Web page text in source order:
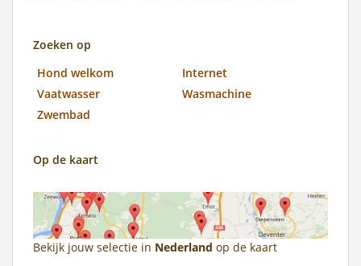
Zoeken op
Hond welkom
Internet
Vaatwasser
Wasmachine
Zwembad
Op de kaart
Bekijk jouw selectie in Nederland op de kaart